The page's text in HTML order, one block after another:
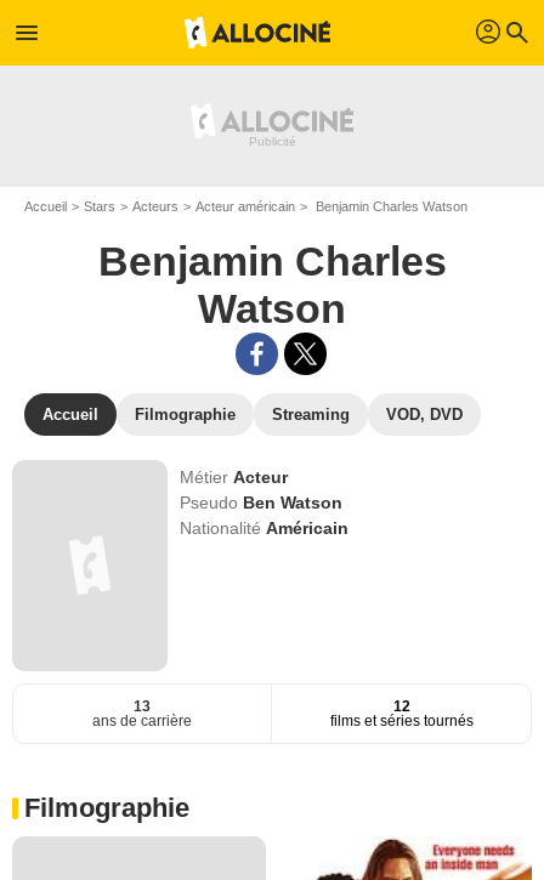
menu profil search
Accueil Stars Acteurs Acteur américain Benjamin Charles Watson
Benjamin Charles
Watson
Accueil Filmographie Streaming VOD, DVD
MétierActeur
Pseudo Ben Watson
NationalitéAméricain
13
ans de carrière
12
films et séries tournés
Filmographie